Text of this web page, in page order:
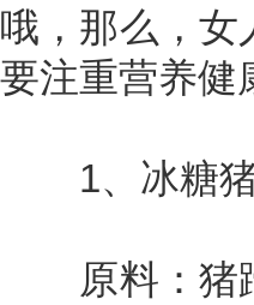
哦，那么，女
要注重营养健
1、冰糖
原料：猪蹄